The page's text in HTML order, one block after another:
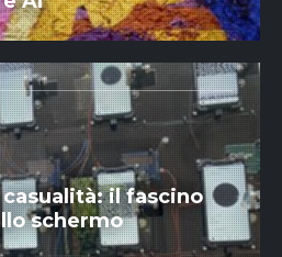
il fascino
schermo